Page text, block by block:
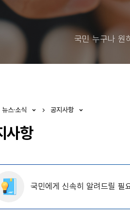
국민 누구나 원
사항
뉴스·소식 공지사항
국민에게 신속히 알려드릴 필